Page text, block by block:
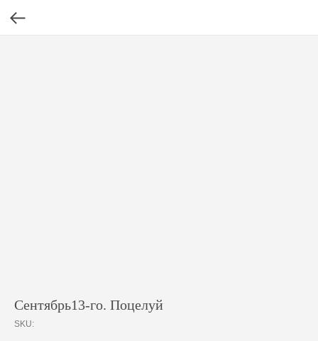
Сентябрь13-го. Поцелуй
SKU: